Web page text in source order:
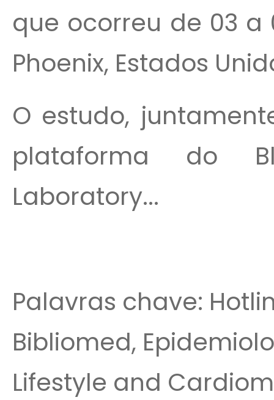
que ocorreu de 03
Phoenix, Estados
O estudo,
plataforma do
Laboratory...
Palavras chave:
Bibliomed,
Lifestyle and